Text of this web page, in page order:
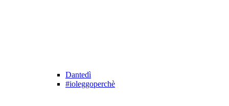
Dantedì
#ioleggoperchè